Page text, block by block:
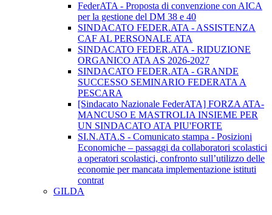
FederATA - Proposta di convenzione con AICA
per la gestione del DM 38 e 40
SINDACATO FEDER.ATA - ASSISTENZA
CAF AL PERSONALE ATA
SINDACATO FEDER.ATA - RIDUZIONE
ORGANICO ATA AS 2026-2027
SINDACATO FEDER.ATA - GRANDE
SUCCESSO SEMINARIO FEDERATA A
PESCARA
[Sindacato Nazionale FederATA] FORZA ATA-
MANCUSO E MASTROLIA INSIEME PER
UN SINDACATO ATA PIU'FORTE
SI.N.ATA.S - Comunicato stampa - Posizioni
Economiche – passaggi da collaboratori scolastici
a operatori scolastici, confronto sull’utilizzo delle
economie per mancata implementazione istituti
contrat
GILDA